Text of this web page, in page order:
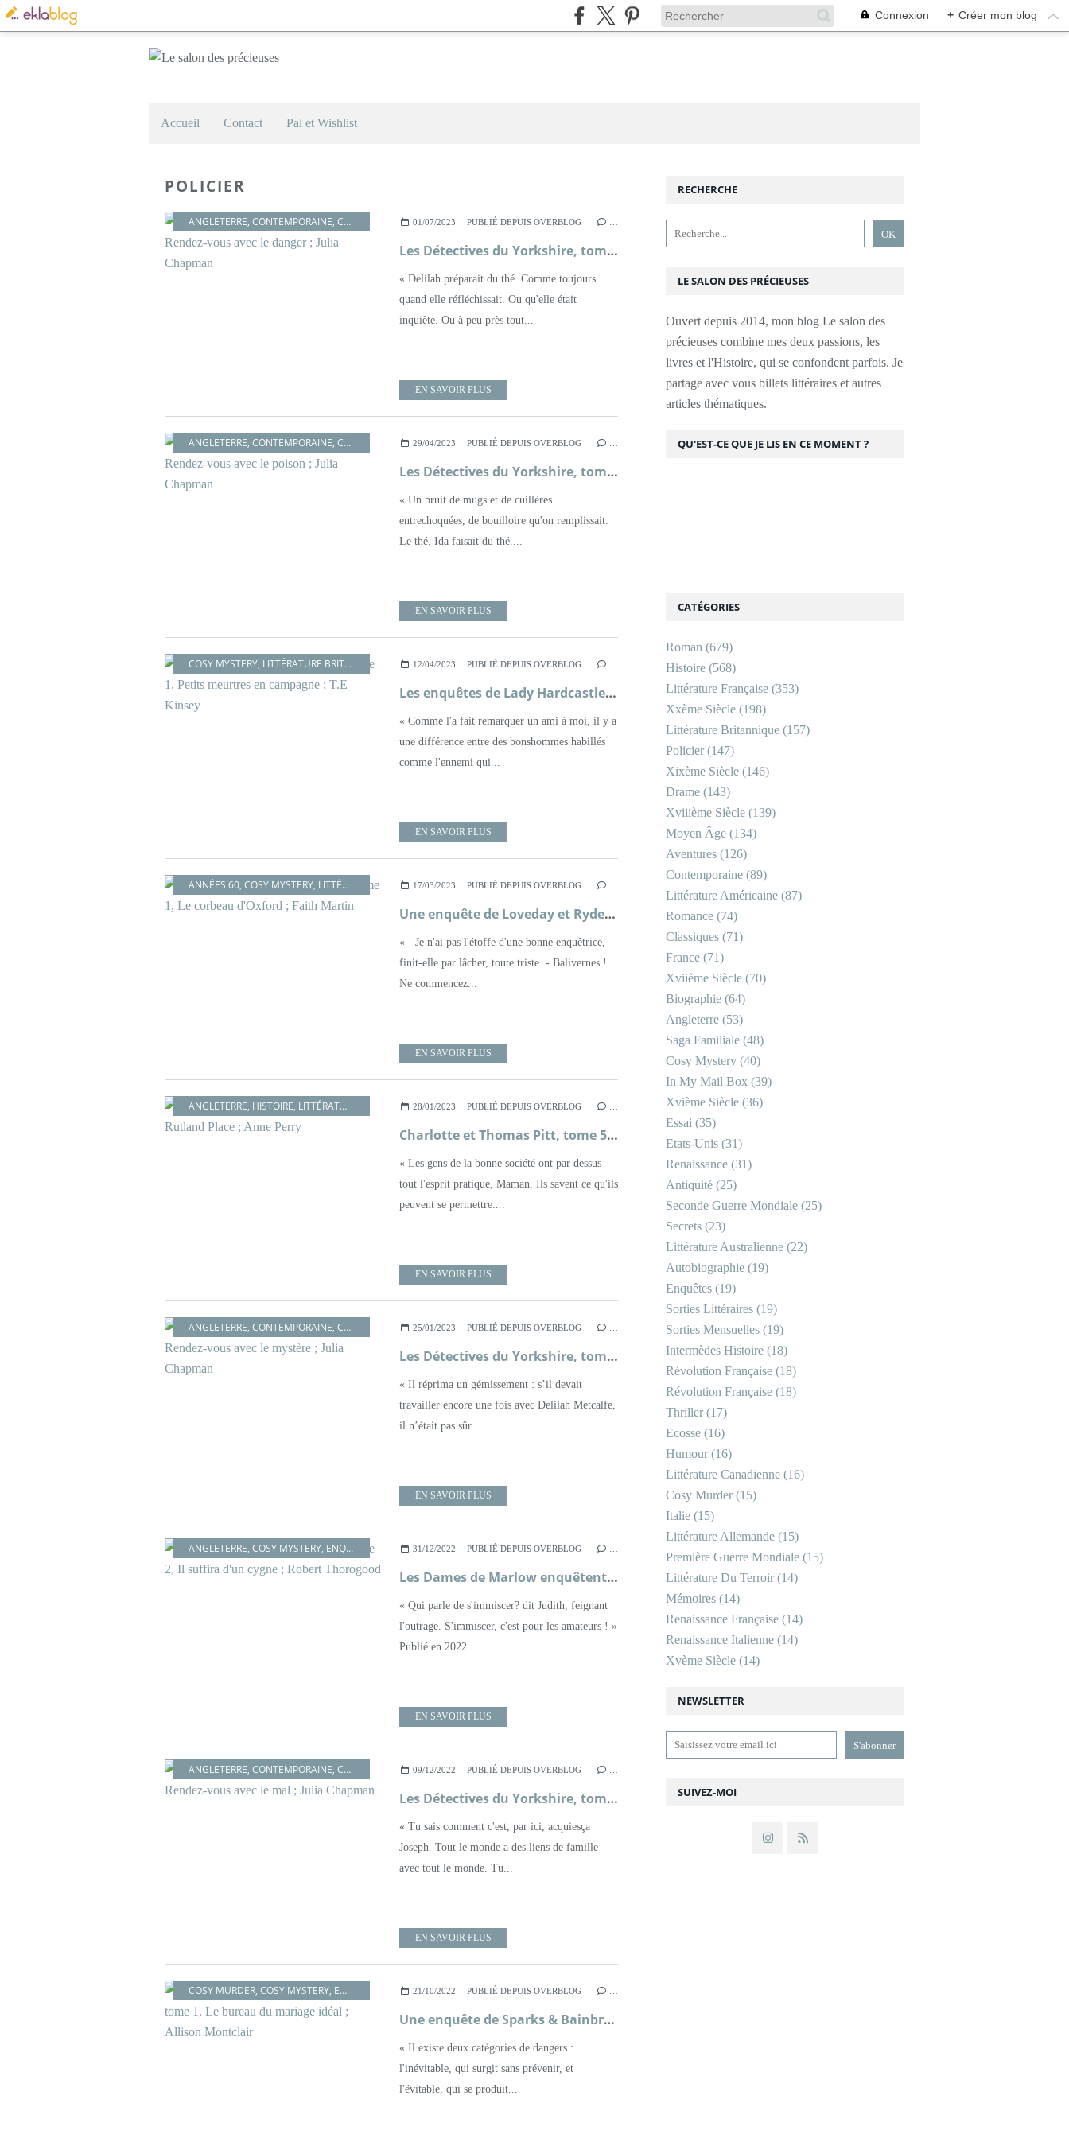
Connexion + Créer mon blog
Accueil Contact Pal et Wishlist
POLICIER
ANGLETERRE, CONTEMPORAINE, COSY MYSTERY , LITTÉRATURE BRITANNIQUE,POLICIER, ROMAN
01/07/2023 PUBLIÉ DEPUIS OVERBLOG
Les Détectives du Yorkshire, tome 5, Rendez-vous avec le danger ; Julia Chapman
« Delilah préparait du thé. Comme toujours
quand elle réfléchissait. Ou qu'elle était
inquiète. Ou à peu près tout...
EN SAVOIR PLUS
ANGLETERRE, CONTEMPORAINE, COSY MYSTERY , LITTÉRATURE BRITANNIQUE,POLICIER, ROMAN
29/04/2023 PUBLIÉ DEPUIS OVERBLOG
Les Détectives du Yorkshire, tome 4, Rendez-vous avec le poison ; Julia Chapman
« Un bruit de mugs et de cuillères
entrechoquées, de bouilloire qu'on remplissait.
Le thé. Ida faisait du thé....
EN SAVOIR PLUS
COSY MYSTERY, LITTÉRATURE BRITANNIQUE POLICIER,ROMAN,XXÈME SIÈCLE
12/04/2023 PUBLIÉ DEPUIS OVERBLOG
Les enquêtes de Lady Hardcastle, tome 1, Petits meurtres en campagne ; T.E Kinsey
« Comme l'a fait remarquer un ami à moi, il y a
une différence entre des bonshommes habillés
comme l'ennemi qui...
EN SAVOIR PLUS
ANNÉES 60, COSY MYSTERY, LITTÉRATURE BRITANNIQUE ,POLICIER,ROMAN,XXÈME SIÈCLE
17/03/2023 PUBLIÉ DEPUIS OVERBLOG
Une enquête de Loveday et Ryder, tome 1, Le corbeau d'Oxford ; Faith Martin
« - Je n'ai pas l'étoffe d'une bonne enquêtrice,
finit-elle par lâcher, toute triste. - Balivernes !
Ne commencez...
EN SAVOIR PLUS
ANGLETERRE, HISTOIRE, LITTÉRATURE BRITANNIQUE ,POLICIER,ROMAN,XIXÈME SIÈCLE
28/01/2023 PUBLIÉ DEPUIS OVERBLOG
Charlotte et Thomas Pitt, tome 5, Rutland Place ; Anne Perry
« Les gens de la bonne société ont par dessus
tout l'esprit pratique, Maman. Ils savent ce qu'ils
peuvent se permettre....
EN SAVOIR PLUS
ANGLETERRE, CONTEMPORAINE, COSY MYSTERY , LITTÉRATURE BRITANNIQUE,POLICIER, ROMAN
25/01/2023 PUBLIÉ DEPUIS OVERBLOG
Les Détectives du Yorkshire, tome 3, Rendez-vous avec le mystère ; Julia Chapman
« Il réprima un gémissement : s’il devait
travailler encore une fois avec Delilah Metcalfe,
il n’était pas sûr...
EN SAVOIR PLUS
ANGLETERRE, COSY MYSTERY, ENQUÊTE , LITTÉRATURE BRITANNIQUE,POLICIER,ROMAN
31/12/2022 PUBLIÉ DEPUIS OVERBLOG
Les Dames de Marlow enquêtent, tome 2, Il suffira d'un cygne ; Robert Thorogood
« Qui parle de s'immiscer? dit Judith, feignant
l'outrage. S'immiscer, c'est pour les amateurs ! »
Publié en 2022...
EN SAVOIR PLUS
ANGLETERRE, CONTEMPORAINE, COSY MYSTERY , LITTÉRATURE BRITANNIQUE,POLICIER, ROMAN
09/12/2022 PUBLIÉ DEPUIS OVERBLOG
Les Détectives du Yorkshire, tome 2, Rendez-vous avec le mal ; Julia Chapman
« Tu sais comment c'est, par ici, acquiesça
Joseph. Tout le monde a des liens de famille
avec tout le monde. Tu...
EN SAVOIR PLUS
COSY MURDER, COSY MYSTERY, ENQUÊTE HISTOIRE,LITTÉRATURE BRITANNIQUE,POLICIER,ROMAN
21/10/2022 PUBLIÉ DEPUIS OVERBLOG
Une enquête de Sparks & Bainbridge, tome 1, Le bureau du mariage idéal ; Allison Montclair
« Il existe deux catégories de dangers :
l'inévitable, qui surgit sans prévenir, et
l'évitable, qui se produit...
NEWSLETTER
SUIVEZ-MOI
RECHERCHE
LE SALON DES PRÉCIEUSES
Ouvert depuis 2014, mon blog Le salon des
précieuses combine mes deux passions, les
livres et l'Histoire, qui se confondent parfois. Je
partage avec vous billets littéraires et autres
articles thématiques.
CATÉGORIES
Roman (679)
Histoire (568)
Littérature Française (353)
Xxème Siècle (198)
Littérature Britannique (157)
Policier(147)
Xixème Siècle (146)
Drame (143)
Xviiième Siècle (139)
Moyen Âge (134)
Aventures (126)
Contemporaine (89)
Littérature Américaine (87)
Romance (74)
Classiques (71)
France (71)
Xviième Siècle (70)
Biographie (64)
Angleterre (53)
Saga Familiale (48)
Cosy Mystery (40)
In My Mail Box (39)
Xvième Siècle (36)
Essai (35)
Etats-Unis (31)
Renaissance (31)
Antiquité (25)
Seconde Guerre Mondiale (25)
Secrets (23)
Littérature Australienne (22)
Autobiographie (19)
Enquêtes (19)
Sorties Littéraires (19)
Sorties Mensuelles (19)
Intermèdes Histoire (18)
Révolution Française (18)
Révolution Française (18)
Thriller(17)
Ecosse (16)
Humour(16)
Littérature Canadienne (16)
Cosy Murder(15)
Italie (15)
Littérature Allemande (15)
Première Guerre Mondiale (15)
Littérature Du Terroir(14)
Mémoires (14)
Renaissance Française (14)
Renaissance Italienne (14)
Xvème Siècle (14)
QU'EST-CE QUE JE LIS EN CE MOMENT ?